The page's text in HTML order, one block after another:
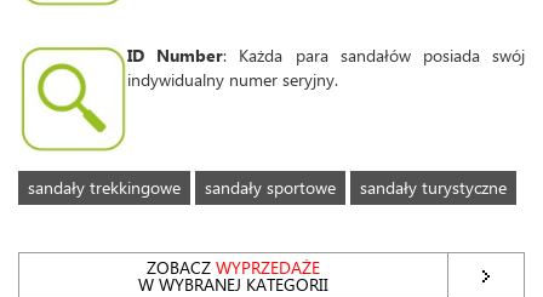
ID Number: Każda para sandałów posiada swój
indywidualny numer seryjny.
sandały trekkingowe sandały sportowe sandały turystyczne
ZOBACZWYPRZEDAŻE
W WYBRANEJ KATEGORII